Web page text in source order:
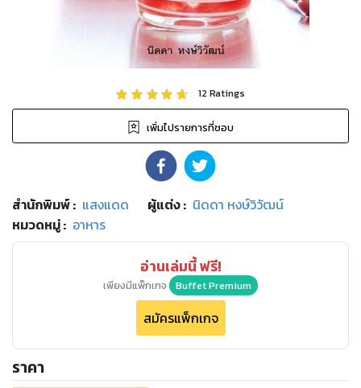
12Ratings
เพิ่มไปรายการที่ชอบ
สำนักพิมพ์: แสงแดด ผู้แต่ง : นิดดา หงษ์วิวัฒน์
หมวดหมู่: อาหาร
อ่านเล่มนี้ ฟรี!
เพียงมีแพ็กเกจ Buffet Premium
สมัครแพ็กเกจ
ราคา